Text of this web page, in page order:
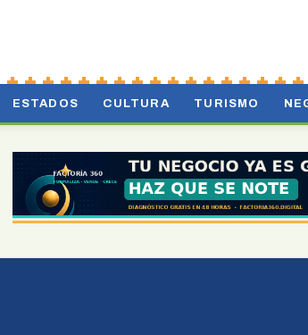
ESTADOS CULTURA TURISMO